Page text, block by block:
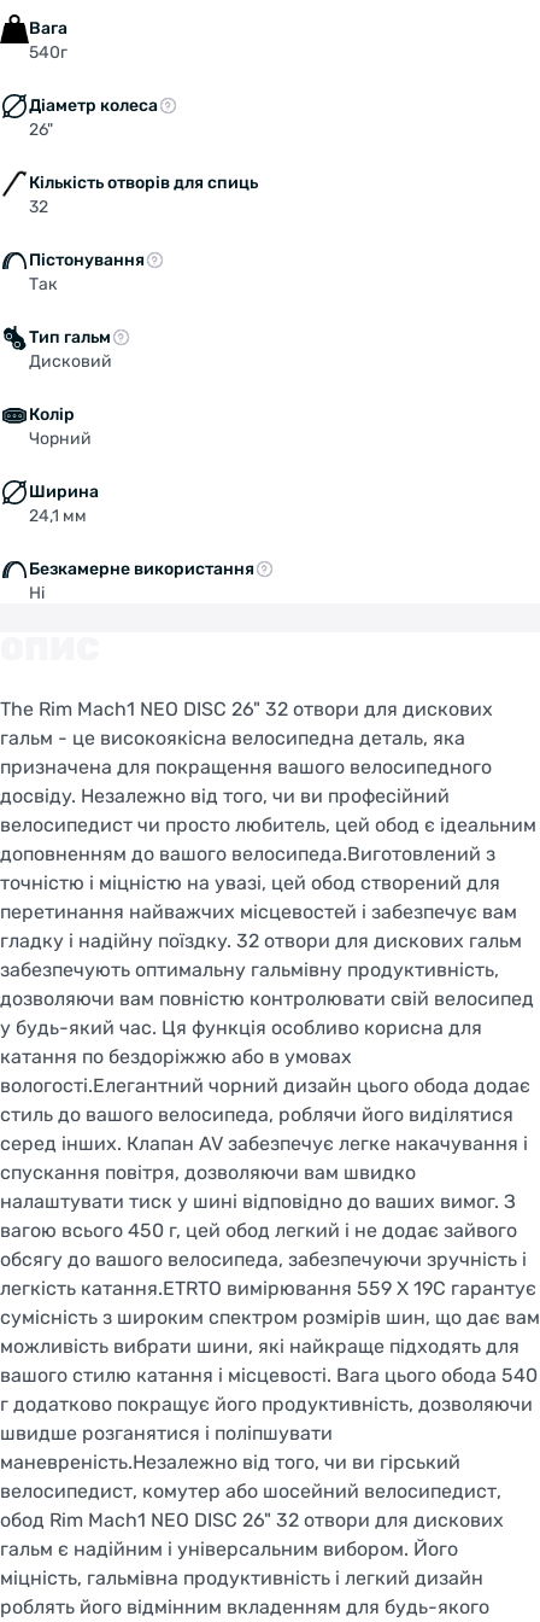
Вага
540г
Діаметр колеса
26"
Кількість отворів для спиць
32
Пістонування
Так
Тип гальм
Дисковий
Колір
Чорний
Ширина
24,1 мм
Безкамерне використання
Ні
The Rim Mach1 NEO DISC 26" 32 отвори для дискових
гальм - це високоякісна велосипедна деталь, яка
призначена для покращення вашого велосипедного
досвіду. Незалежно від того, чи ви професійний
велосипедист чи просто любитель, цей обод є ідеальним
доповненням до вашого велосипеда.Виготовлений з
точністю і міцністю на увазі, цей обод створений для
перетинання найважчих місцевостей і забезпечує вам
гладку і надійну поїздку. 32 отвори для дискових гальм
забезпечують оптимальну гальмівну продуктивність,
дозволяючи вам повністю контролювати свій велосипед
у будь-який час. Ця функція особливо корисна для
катання по бездоріжжю або в умовах
вологості.Елегантний чорний дизайн цього обода додає
стиль до вашого велосипеда, роблячи його виділятися
серед інших. Клапан AV забезпечує легке накачування і
спускання повітря, дозволяючи вам швидко
налаштувати тиск у шині відповідно до ваших вимог. З
вагою всього 450 г, цей обод легкий і не додає зайвого
обсягу до вашого велосипеда, забезпечуючи зручність і
легкість катання.ETRTO вимірювання 559 X 19C гарантує
сумісність з широким спектром розмірів шин, що дає вам
можливість вибрати шини, які найкраще підходять для
вашого стилю катання і місцевості. Вага цього обода 540
г додатково покращує його продуктивність, дозволяючи
швидше розганятися і поліпшувати
маневреність.Незалежно від того, чи ви гірський
велосипедист, комутер або шосейний велосипедист,
обод Rim Mach1 NEO DISC 26" 32 отвори для дискових
гальм є надійним і універсальним вибором. Його
міцність, гальмівна продуктивність і легкий дизайн
роблять його відмінним вкладенням для будь-якого